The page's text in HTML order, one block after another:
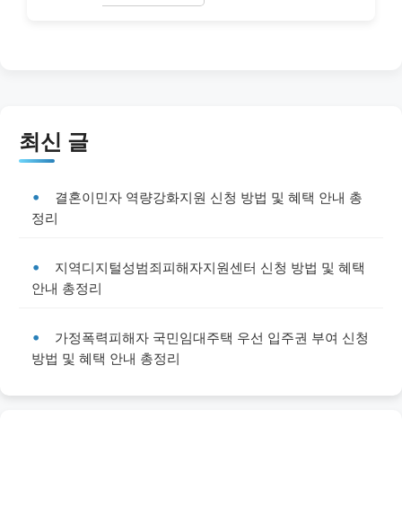
최신 글
결혼이민자 역량강화지원 신청 방법 및 혜택 안내 총
정리
지역디지털성범죄피해자지원센터 신청 방법 및 혜택
안내 총정리
가정폭력피해자 국민임대주택 우선 입주권 부여 신청
방법 및 혜택 안내 총정리